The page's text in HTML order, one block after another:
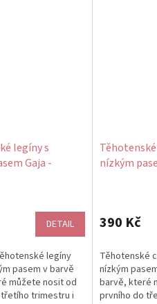
legíny s
Gaja -
DETAIL
legíny
pasem v barvě
můžete nosit od
trimestru i
nízkým
390 Kč
Těhotenské
nízkým
barvě, které
prvního do